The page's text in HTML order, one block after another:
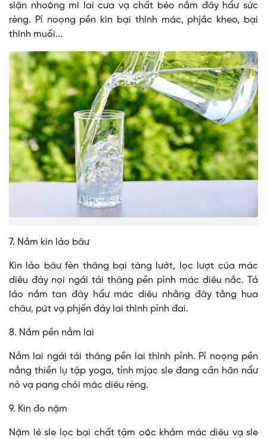
slặn nhoòng mì lai cưa vạ chất bẻo nắm đây hẩư sức
rèng. Pỉ noọng pền kin bại thình mác, phjắc kheo, bại
thình muối...
7. Nắm kin lảo bâư
Kin lảo bâư fèn thâng bại tàng lưởt, lọc lượt cúa mác
diêu đảy nọi ngải tải thâng pền pỉnh mác diêu nắc. Tả
lảo nắm tan đây hẩư mác diêu nhằng đây tằng hua
châư, pứt vạ phjến đảy lai thình pỉnh đai.
8. Nắm pền nẳm lai
Nẳm lai ngải tải thâng pền lai thình pỉnh. Pỉ noọng pền
nẳng thiền lụ tập yoga, tỉnh mjạc sle đang cần hăn nẩư
nỏ vạ pang chỏi mác diêu rèng.
9. Kin đo nặm
Nặm lẻ sle lọc bại chất tậm oóc khảm mác diêu vạ sle